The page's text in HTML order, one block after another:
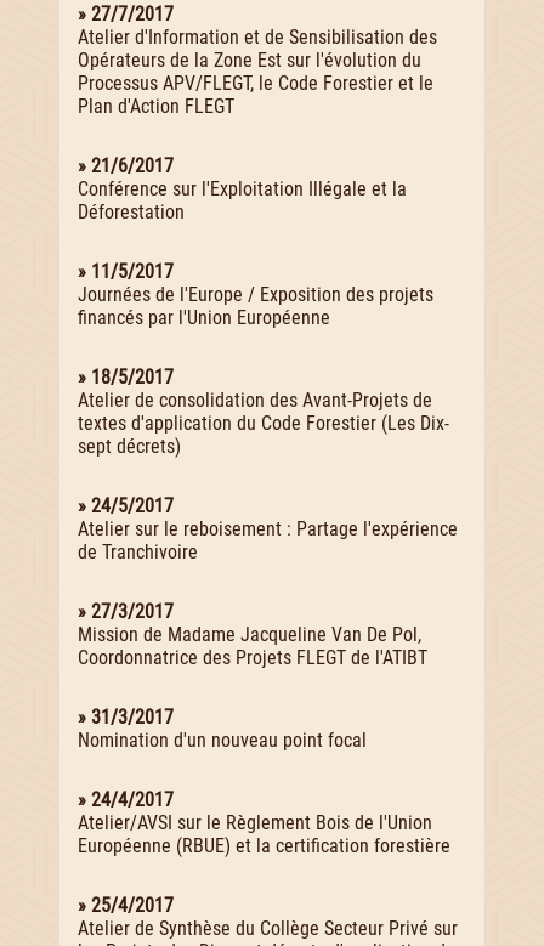
» 27/7/2017
Atelier d'Information et de Sensibilisation des
Opérateurs de la Zone Est sur l'évolution du
Processus APV/FLEGT, le Code Forestier et le
Plan d'Action FLEGT
» 21/6/2017
Conférence sur l'Exploitation Illégale et la
Déforestation
» 11/5/2017
Journées de l'Europe / Exposition des projets
financés par l'Union Européenne
» 18/5/2017
Atelier de consolidation des Avant-Projets de
textes d'application du Code Forestier (Les Dix-
sept décrets)
» 24/5/2017
Atelier sur le reboisement : Partage l'expérience
de Tranchivoire
» 27/3/2017
Mission de Madame Jacqueline Van De Pol,
Coordonnatrice des Projets FLEGT de l'ATIBT
» 31/3/2017
Nomination d'un nouveau point focal
» 24/4/2017
Atelier/AVSI sur le Règlement Bois de l'Union
Européenne (RBUE) et la certification forestière
» 25/4/2017
Atelier de Synthèse du Collège Secteur Privé sur